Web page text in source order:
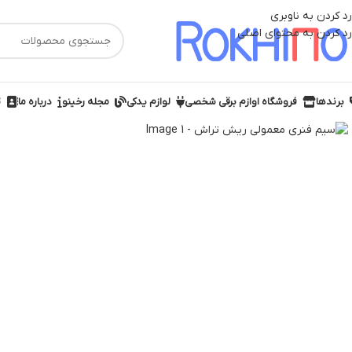
رد کردن به ناوبری
رد کردن به محتوای اصلی
برندها فروشگاه اوازم برقی شخصی لوازم یدکی مجله رخینو درباره ما